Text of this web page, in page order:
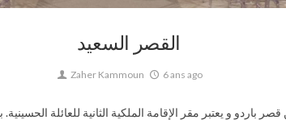
القصر السعيد
Zaher Kammoun 6 ans ago
و يعتبر مقر الإقامة الملكية الثانية للعائلة